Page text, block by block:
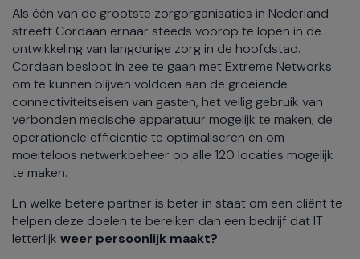
Als één van de grootste zorgorganisaties in Nederland
streeft Cordaan ernaar steeds voorop te lopen in de
ontwikkeling van langdurige zorg in de hoofdstad.
Cordaan besloot in zee te gaan met Extreme Networks
om te kunnen blijven voldoen aan de groeiende
connectiviteitseisen van gasten, het veilig gebruik van
verbonden medische apparatuur mogelijk te maken, de
operationele efficiëntie te optimaliseren en om
moeiteloos netwerkbeheer op alle 120 locaties mogelijk
te maken.
En welke betere partner is beter in staat om een cliënt te
helpen deze doelen te bereiken dan een bedrijf dat IT
letterlijk weer persoonlijk maakt?